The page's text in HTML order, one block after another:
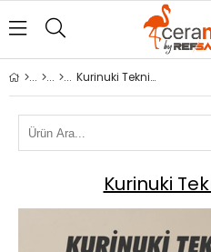
Kurinuki Tekniği Nedir?
Kurinuki